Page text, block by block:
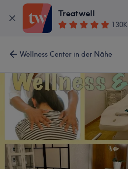
Treatwell
130K
Wellness Center in der Nähe